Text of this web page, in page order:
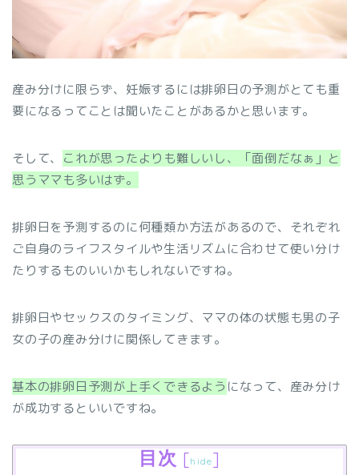
産み分けに限らず、妊娠するには排卵日の予測がとても重
要になるってことは聞いたことがあるかと思います。
そして、 これが思ったよりも難しいし、「面倒だなぁ」と
思うママも多いはず。
排卵日を予測するのに何種類か方法があるので、それぞれ
ご自身のライフスタイルや生活リズムに合わせて使い分け
たりするものいいかもしれないですね。
排卵日やセックスのタイミング、ママの体の状態も男の子
女の子の産み分けに関係してきます。
基本の排卵日予測が上手くできるよう になって、産み分け
が成功するといいですね。
目次 [hide]